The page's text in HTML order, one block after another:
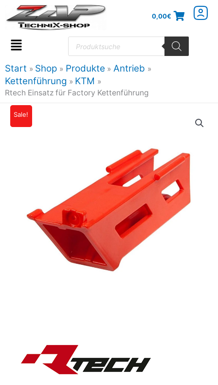
Inhalt
springen
0,00€
Flyout
Menu
Products
search
Start Shop Produkte
Antrieb
Kettenführung
KTM
Rtech Einsatz für Factory Kettenführung
Sale!
ist:
10,75€.